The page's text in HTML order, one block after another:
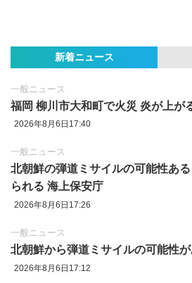
新着ニュース
一般ニュース
福岡 柳川市大和町で火災 炎が上が
2026年8月6日17:40
一般ニュース
北朝鮮の弾道ミサイルの可能性あ
られる 海上保安庁
2026年8月6日17:26
一般ニュース
北朝鮮から弾道ミサイルの可能性
2026年8月6日17:12